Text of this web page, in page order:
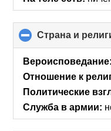
Страна и
Вероисповедание:
Отношение к
Политические
Служба в армии: